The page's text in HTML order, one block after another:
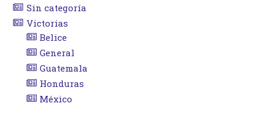
Sin categoría
Victorias
Belice
General
Guatemala
Honduras
México